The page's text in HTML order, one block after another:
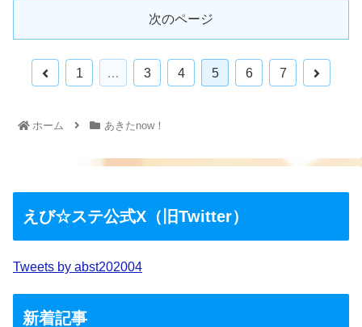
次のページ
1 … 3 4 5 6 7
ホーム あきたnow！
えび☆ステ公式X（旧Twitter）
Tweets by abst202004
新着記事